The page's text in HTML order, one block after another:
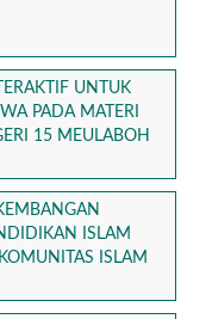
UNTUK
PADA MATERI
15 MEULABOH
ISLAM
ISLAM